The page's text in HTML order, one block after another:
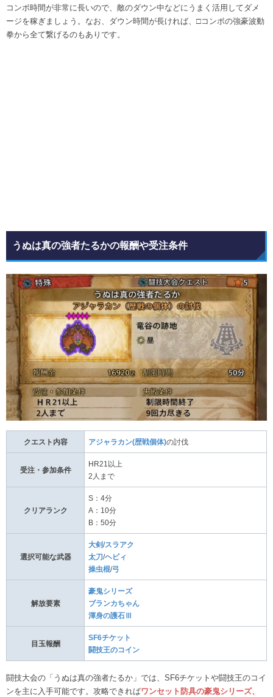
コンボ時間が非常に長いので、敵のダウン中などにうまく活用してダメ
ージを稼ぎましょう。なお、ダウン時間が長ければ、□コンボの強豪波動
拳から全て繋げるのもありです。
うぬは真の強者たるかの報酬や受注条件
クエスト内容 アジャラカン(歴戦個体)の討伐
受注・参加条件
HR21以上
2人まで
クリアランク
S：4分
A：10分
B：50分
選択可能な武器
大剣/スラアク
太刀/ヘビィ
操虫棍/弓
解放要素
豪鬼シリーズ
ブランカちゃん
渾身の護石Ⅲ
目玉報酬
SF6チケット
闘技王のコイン
闘技大会の「うぬは真の強者たるか」では、SF6チケットや闘技王のコイ
ンを主に入手可能です。攻略できればワンセット防具の豪鬼シリーズ、